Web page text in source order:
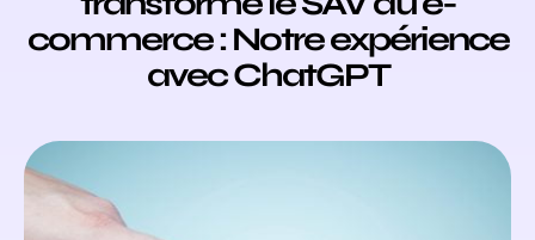
commerce : Notre expérience
avec ChatGPT